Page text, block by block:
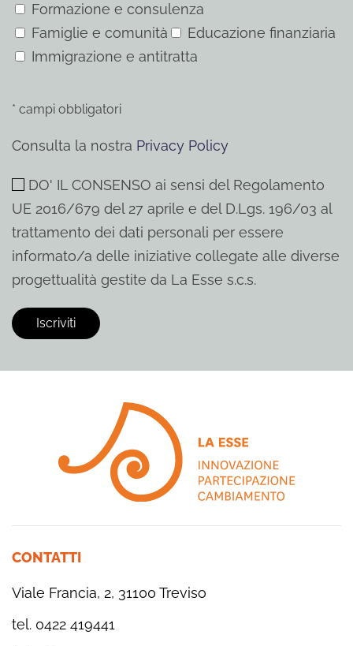
Formazione e consulenza
Famiglie e comunità
Educazione finanziaria
Immigrazione e antitratta
* campi obbligatori
Consulta la nostra Privacy Policy
DO' IL CONSENSO ai sensi del Regolamento
UE 2016/679 del 27 aprile e del D.Lgs. 196/03 al
trattamento dei dati personali per essere
informato/a delle iniziative collegate alle diverse
progettualità gestite da La Esse s.c.s.
CONTATTI
Viale Francia, 2, 31100 Treviso
tel. 0422 419441